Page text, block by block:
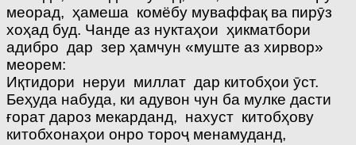
меорад, ҳамеша комёбу муваффақ ва пирӯз
хоҳад буд. Чанде аз нуктаҳои ҳикматбори
адибро дар зер ҳамчун «муште аз хирвор»
меорем:
Иқтидори неруи миллат дар китобҳои ӯст.
Беҳуда набуда, ки адувон чун ба мулке дасти
ғорат дароз мекарданд, нахуст китобҳову
китобхонаҳои онро тороҷ менамуданд,